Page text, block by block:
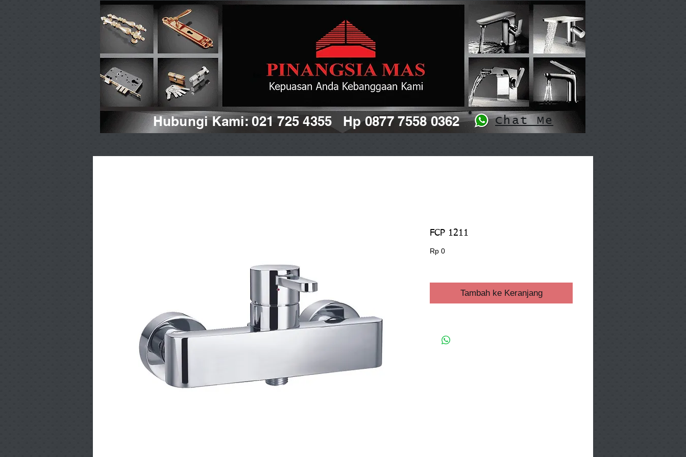
Hubungi Kami: 021 725 4355 Hp 0877 7558 0362 Chat Me
FCP 1211
Rp 0Harga
Tambah ke Keranjang